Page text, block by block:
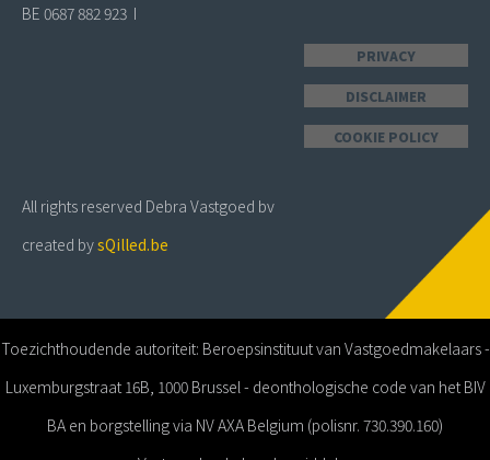
BE 0687 882 923 I
PRIVACY
DISCLAIMER
COOKIE POLICY
All rights reserved Debra Vastgoed bv
created bysQilled.be
Toezichthoudende autoriteit: Beroepsinstituut van Vastgoedmakelaars -
Luxemburgstraat 16B, 1000 Brussel - deonthologische code van het BIV
BA en borgstelling via NV AXA Belgium (polisnr. 730.390.160)